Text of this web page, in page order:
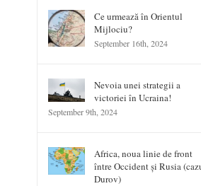
Ce urmează în Orientul
Mijlociu?
September 16th, 2024
Nevoia unei strategii a
victoriei în Ucraina!
September 9th, 2024
Africa, noua linie de front
între Occident și Rusia
Durov)